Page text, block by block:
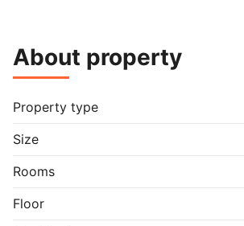
lamelparketgulve i Eg, med mat lak
Gode lysindfald i hele lejligheden
husdyrtilladelse i alle vores lejemål.
familie flytter ind i denne skønne
børn mulighed for at lege på det store
skaterbane. Kun 5 minutters gang til
lejligheden skal du selv huske
About property
Property type
Size
Rooms
Floor